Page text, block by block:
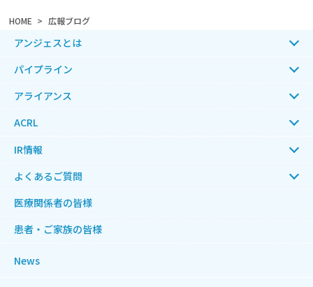
HOME 広報ブログ
アンジェスとは
パイプライン
アライアンス
ACRL
IR情報
よくあるご質問
医療関係者の皆様
患者・ご家族の皆様
News